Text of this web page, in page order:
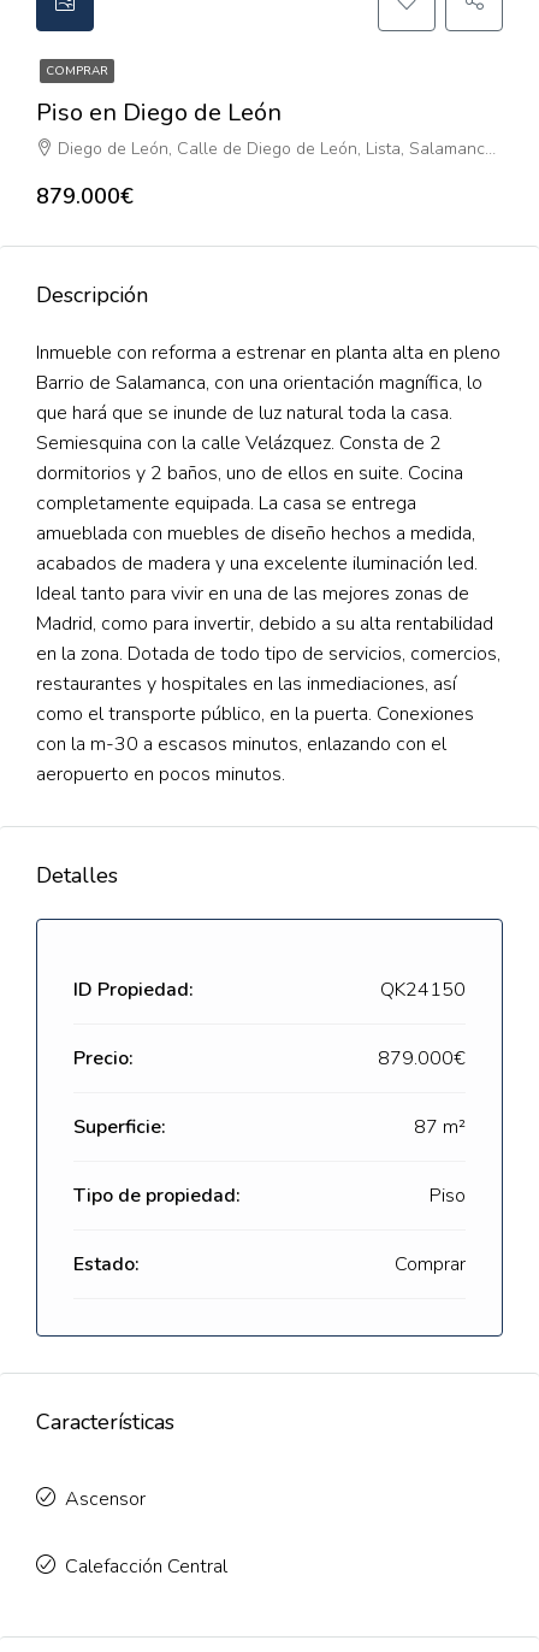
COMPRAR
Piso en Diego de León
Diego de León, Calle de Diego de León, Lista, Salamanca, Madrid, Comunidad de Madrid, 28006, España
879.000€
Descripción
Inmueble con reforma a estrenar en planta alta en pleno
Barrio de Salamanca, con una orientación magnífica, lo
que hará que se inunde de luz natural toda la casa.
Semiesquina con la calle Velázquez. Consta de 2
dormitorios y 2 baños, uno de ellos en suite. Cocina
completamente equipada. La casa se entrega
amueblada con muebles de diseño hechos a medida,
acabados de madera y una excelente iluminación led.
Ideal tanto para vivir en una de las mejores zonas de
Madrid, como para invertir, debido a su alta rentabilidad
en la zona. Dotada de todo tipo de servicios, comercios,
restaurantes y hospitales en las inmediaciones, así
como el transporte público, en la puerta. Conexiones
con la m-30 a escasos minutos, enlazando con el
aeropuerto en pocos minutos.
Detalles
ID Propiedad: QK24150
Precio: 879.000€
Superficie: 87 m²
Tipo de propiedad: Piso
Estado: Comprar
Características
Ascensor
Calefacción Central